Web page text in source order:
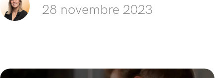
28 novembre 2023